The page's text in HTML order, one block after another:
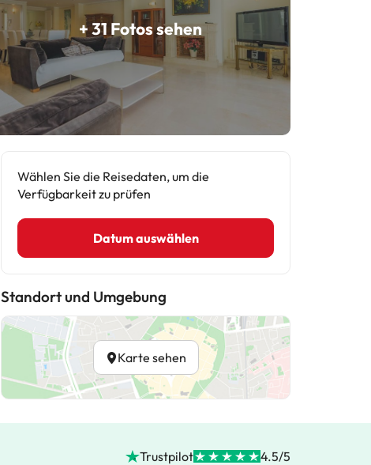
+ 31 Fotos sehen
Wählen Sie die Reisedaten, um die
Verfügbarkeit zu prüfen
Datum auswählen
Standort und Umgebung
Karte sehen
Trustpilot 4.5/5